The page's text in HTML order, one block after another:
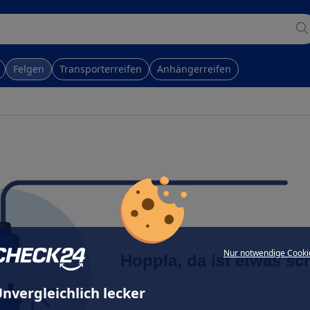
Nur notwendige
lecker
Felgen Transporterreifen Anhängerreifen
Hoppla, da ist etwas